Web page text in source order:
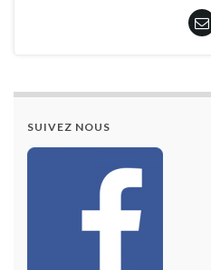
SUIVEZ NOUS